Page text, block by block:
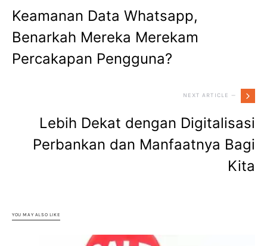
Keamanan Data Whatsapp,
Benarkah Mereka Merekam
Percakapan Pengguna?
NEXT ARTICLE —
Lebih Dekat dengan Digitalisasi
Perbankan dan Manfaatnya Bagi
Kita
YOU MAY ALSO LIKE